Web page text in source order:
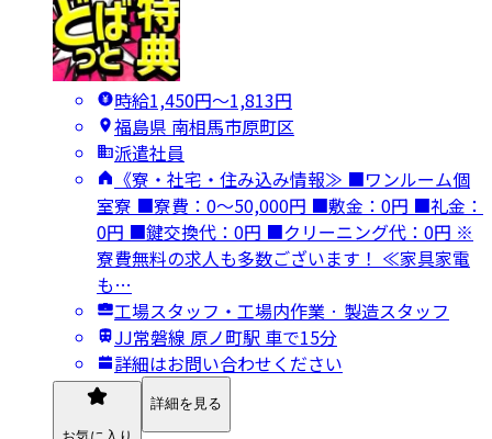
時給1,450円〜1,813円
福島県 南相馬市原町区
派遣社員
《寮・社宅・住み込み情報≫ ■ワンルーム個
室寮 ■寮費：0～50,000円 ■敷金：0円 ■礼金：
0円 ■鍵交換代：0円 ■クリーニング代：0円 ※
寮費無料の求人も多数ございます！ ≪家具家電
も…
工場スタッフ・工場内作業 · 製造スタッフ
JJ常磐線 原ノ町駅 車で15分
詳細はお問い合わせください
詳細を見る